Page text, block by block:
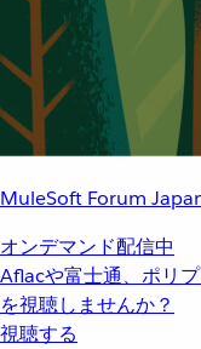
MuleSoft Forum
オンデマンド配信中
Aflacや富士通、ポリ
を視聴しませんか？
視聴する